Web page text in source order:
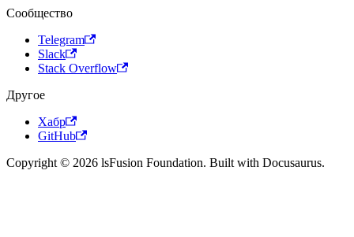
Сообщество
Telegram
Slack
Stack Overflow
Другое
Хабр
GitHub
Copyright © 2026 lsFusion Foundation. Built with Docusaurus.